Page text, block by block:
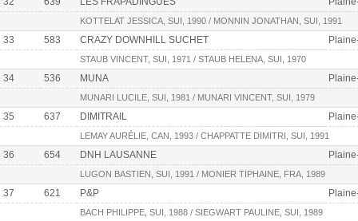
KOTTELAT JESSICA, SUI, 1990 / MONNIN JONATHAN, SUI, 1991
33 583 CRAZY DOWNHILL SUCHET
STAUB VINCENT, SUI, 1971 / STAUB HELENA, SUI, 1970
34 536 MUNA
MUNARI LUCILE, SUI, 1981 / MUNARI VINCENT, SUI, 1979
35 637 DIMITRAIL
LEMAY AURÉLIE, CAN, 1993 / CHAPPATTE DIMITRI, SUI, 1991
36 654 DNH LAUSANNE
LUGON BASTIEN, SUI, 1991 / MONIER TIPHAINE, FRA, 1989
37 621 P&P
BACH PHILIPPE, SUI, 1988 / SIEGWART PAULINE, SUI, 1989